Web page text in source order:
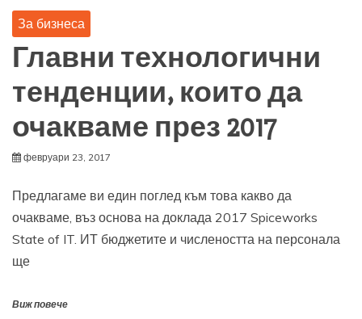
За бизнеса
Главни технологични
тенденции, които да
очакваме през 2017
февруари 23, 2017
Предлагаме ви един поглед към това какво да
очакваме, въз основа на доклада 2017 Spiceworks
State of IT. ИТ бюджетите и числеността на персонала
ще
Виж повече